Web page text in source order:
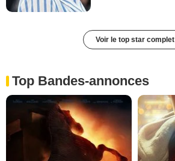
Voir le top star complet
Top Bandes-annonces